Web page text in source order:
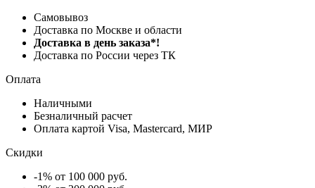
Самовывоз
Доставка по Москве и области
Доставка в день заказа*!
Доставка по России через ТК
Оплата
Наличными
Безналичный расчет
Оплата картой Visa, Mastercard, МИР
Скидки
-1% от 100 000 руб.